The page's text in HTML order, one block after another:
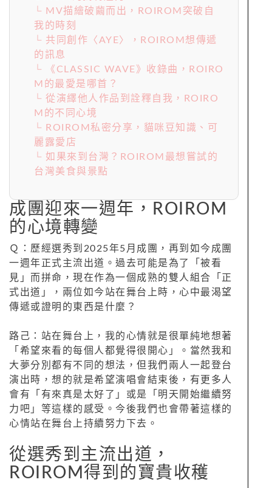
└ MV描繪破繭而出，ROIROM突破自
我的時刻
└ 共同創作〈AYE〉，ROIROM想傳遞
的訊息
└ 《CLASSIC WAVE》收錄曲，ROIRO
M的最愛是哪首？
└ 從演繹他人作品到詮釋自我，ROIRO
M的不同心境
└ ROIROM私密分享，貓咪豆知識、可
麗露愛店
└ 如果來到台灣？ROIROM最想嘗試的
台灣美食與景點
成團迎來一週年，ROIROM
的心境轉變
Ｑ：歷經選秀到2025年5月成團，再到如今成團
一週年正式主流出道。過去可能是為了「被看
見」而拼命，現在作為一個成熟的雙人組合「正
式出道」，兩位如今站在舞台上時，心中最渴望
傳遞或證明的東西是什麼？
路己：站在舞台上，我的心情就是很單純地想著
「希望來看的每個人都覺得很開心」。當然我和
大夢分別都有不同的想法，但我們兩人一起登台
演出時，想的就是希望演唱會結束後，有更多人
會有「有來真是太好了」或是「明天開始繼續努
力吧」等這樣的感受。今後我們也會帶著這樣的
心情站在舞台上持續努力下去。
從選秀到主流出道，
ROIROM得到的寶貴收穫